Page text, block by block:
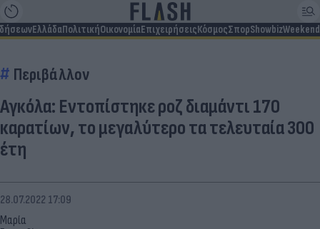
ΕλλάδαΠολιτικήΟικονομίαΕπιχειρήσειςΚόσμοςΣπορShowbizWeekend
Περιβάλλον
Αγκόλα: Εντοπίστηκε ροζ διαμάντι 170
καρατίων, το μεγαλύτερο τα τελευταία 300
έτη
Μαρία
28.07.2022 17:09